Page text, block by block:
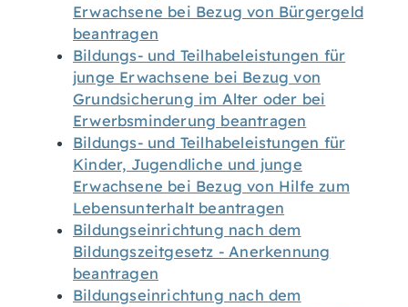
Erwachsene bei Bezug von Bürgergeld
beantragen
Bildungs- und Teilhabeleistungen für
junge Erwachsene bei Bezug von
Grundsicherung im Alter oder bei
Erwerbsminderung beantragen
Bildungs- und Teilhabeleistungen für
Kinder, Jugendliche und junge
Erwachsene bei Bezug von Hilfe zum
Lebensunterhalt beantragen
Bildungseinrichtung nach dem
Bildungszeitgesetz - Anerkennung
beantragen
Bildungseinrichtung nach dem